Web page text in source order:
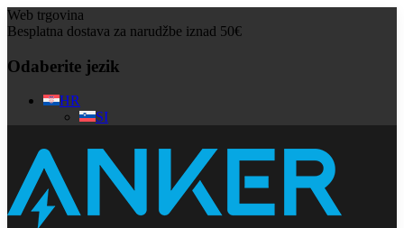
Web trgovina
Besplatna dostava za narudžbe iznad 50€
Odaberite jezik
HR
SI